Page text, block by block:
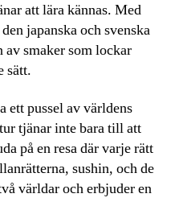
att lära kännas. Med
japanska och svenska
av smaker som lockar
sätt.
ett pussel av världens
tjänar inte bara till att
på en resa där varje rätt
sushin, och de
världar och erbjuder en